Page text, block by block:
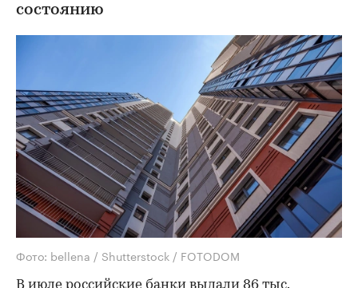
состоянию
Фото: bellena / Shutterstock / FOTODOM